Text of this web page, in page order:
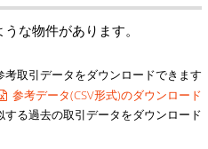
な物件があります。
考取引データをダウンロードできます
参考データ(CSV形式)のダウンロード
る過去の取引データをダウンロード